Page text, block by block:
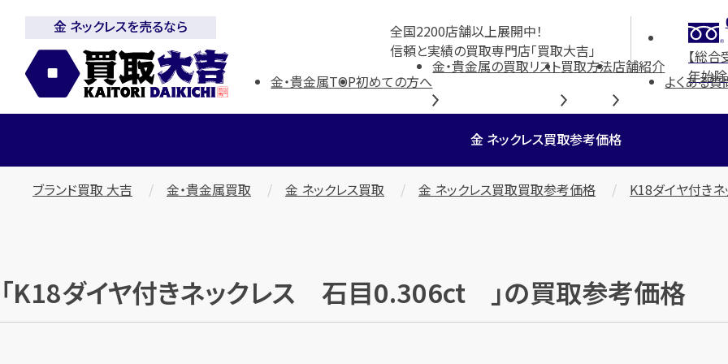
全国2200店舗以上展開中！
信頼と実績の買取専門店「買取大吉」
金 ネックレスを売るなら
【総
年始
金・貴金属TOP初めての方へ
金・貴金属の買取リスト買取方法店舗紹介
よくある質
金 ネックレス買取参考価格
ブランド買取 大吉 金・貴金属買取 金 ネックレス買取 金 ネックレス買取買取参考価格 K18ダイヤ付
「K18ダイヤ付きネックレス 石目0.306ct 」の買取参考価格